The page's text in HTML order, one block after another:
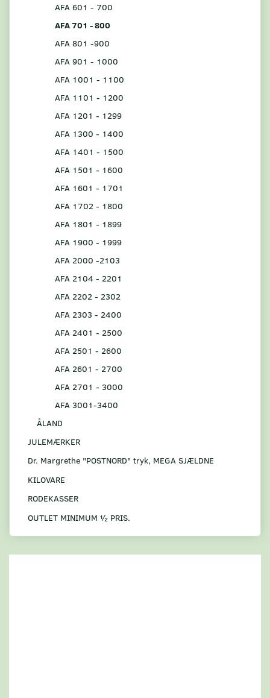
AFA 601 - 700
AFA 701 - 800
AFA 801 -900
AFA 901 - 1000
AFA 1001 - 1100
AFA 1101 - 1200
AFA 1201 - 1299
AFA 1300 - 1400
AFA 1401 - 1500
AFA 1501 - 1600
AFA 1601 - 1701
AFA 1702 - 1800
AFA 1801 - 1899
AFA 1900 - 1999
AFA 2000 -2103
AFA 2104 - 2201
AFA 2202 - 2302
AFA 2303 - 2400
AFA 2401 - 2500
AFA 2501 - 2600
AFA 2601 - 2700
AFA 2701 - 3000
AFA 3001-3400
ÅLAND
JULEMÆRKER
Dr. Margrethe "POSTNORD" tryk, MEGA SJÆLDNE
KILOVARE
RODEKASSER
OUTLET MINIMUM ½ PRIS.